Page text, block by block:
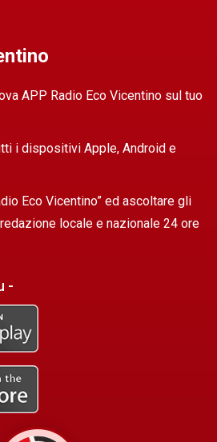
APP Radio Eco Vicentino sul tuo
i dispositivi Apple, Android e
Eco Vicentino” ed ascoltare gli
locale e nazionale 24 ore
-